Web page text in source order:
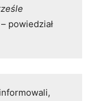
– powiedział